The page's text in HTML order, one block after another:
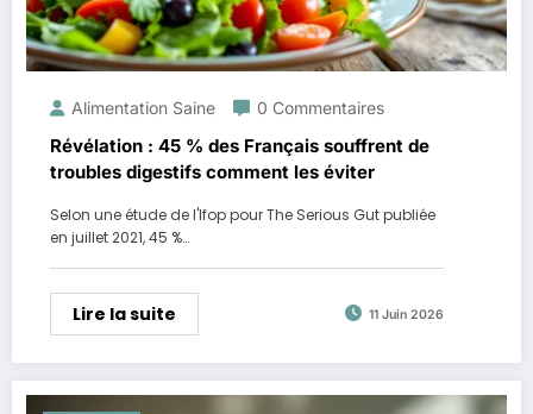
Alimentation Saine 0 Commentaires
Révélation : 45 % des Français souffrent de
troubles digestifs comment les éviter
Selon une étude de l'Ifop pour The Serious Gut publiée
en juillet 2021, 45 %…
Lire la suite 11 Juin 2026